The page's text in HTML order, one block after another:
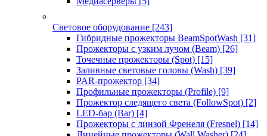
Световое оборудование [243]
Гибридные прожекторы BeamSpotWash [31]
Прожекторы с узким лучом (Beam) [26]
Точечные прожекторы (Spot) [15]
Заливные световые головы (Wash) [39]
PAR-прожектор [34]
Профильные прожекторы (Profile) [9]
Прожектор следящего света (FollowSpot) [2]
LED-бар (Bar) [4]
Прожекторы с линзой Френеля (Fresnel) [14]